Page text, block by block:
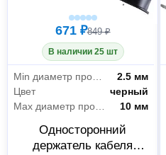
671 ₽849 ₽
В наличии 25 шт
Min диаметр провода
2.5 мм
Цвет
черный
10 мм
Односторонний
держатель кабеля